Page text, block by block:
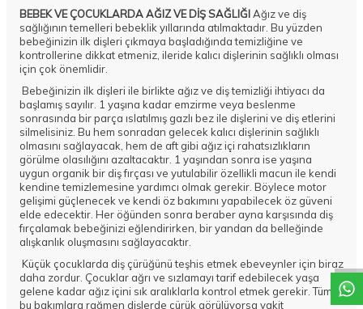
BEBEK VE ÇOCUKLARDA AĞIZ VE DİŞ SAĞLIĞIAğız ve diş
sağlığının temelleri bebeklik yıllarında atılmaktadır. Bu yüzden
bebeğinizin ilk dişleri çıkmaya başladığında temizliğine ve
kontrollerine dikkat etmeniz, ileride kalıcı dişlerinin sağlıklı olması
için çok önemlidir.
Bebeğinizin ilk dişleri ile birlikte ağız ve diş temizliği ihtiyacı da
başlamış sayılır. 1 yaşına kadar emzirme veya beslenme
sonrasında bir parça ıslatılmış gazlı bez ile dişlerini ve diş etlerini
silmelisiniz. Bu hem sonradan gelecek kalıcı dişlerinin sağlıklı
olmasını sağlayacak, hem de aft gibi ağız içi rahatsızlıkların
görülme olasılığını azaltacaktır. 1 yaşından sonra ise yaşına
uygun organik bir diş fırçası ve yutulabilir özellikli macun ile kendi
kendine temizlemesine yardımcı olmak gerekir. Böylece motor
gelişimi güçlenecek ve kendi öz bakımını yapabilecek öz güveni
elde edecektir. Her öğünden sonra beraber ayna karşısında diş
fırçalamak bebeğinizi eğlendirirken, bir yandan da belleğinde
alışkanlık oluşmasını sağlayacaktır.
Küçük çocuklarda diş çürüğünü teşhis etmek ebeveynler için biraz
daha zordur. Çocuklar ağrı ve sızlamayı tarif edebilecek yaşa
gelene kadar ağız içini sık aralıklarla kontrol etmek gerekir. Tüm
bu bakımlara rağmen dişlerde çürük görülüyorsa vakit